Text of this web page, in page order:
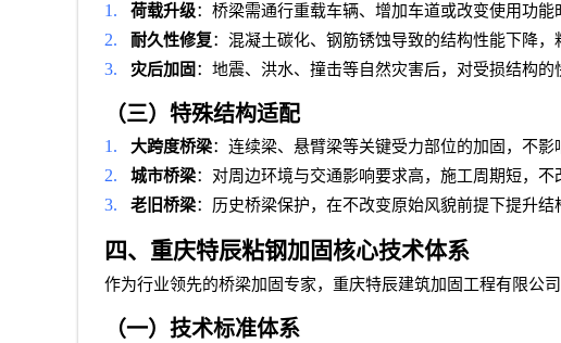
1. 荷载升级：桥梁需通行重载车辆、增加车道或改变使用功能
2. 耐久性修复 ：混凝土碳化、钢筋锈蚀导致的结构性能下降
3. 灾后加固 ：地震、洪水、撞击等自然灾害后，对受损结构的
（三）特殊结构适配
1. 大跨度桥梁：连续梁、悬臂梁等关键受力部位的加固，不影
2. 城市桥梁：对周边环境与交通影响要求高，施工周期短，不
3. 老旧桥梁：历史桥梁保护，在不改变原始风貌前提下提升结
四、重庆特辰粘钢加固核心技术体系
作为行业领先的桥梁加固专家， 重庆特辰建筑加固工程有限公司
（一）技术标准体系